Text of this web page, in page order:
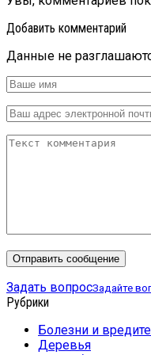
Добавить комментарий
Данные не
Задать вопросЗадайте
Рубрики
Болезни и
Деревья